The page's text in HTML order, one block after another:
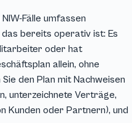
Fälle umfassen
bereits operativ ist: Es
oder hat
allein, ohne
den Plan mit Nachweisen
unterzeichnete Verträge,
Kunden oder Partnern), und